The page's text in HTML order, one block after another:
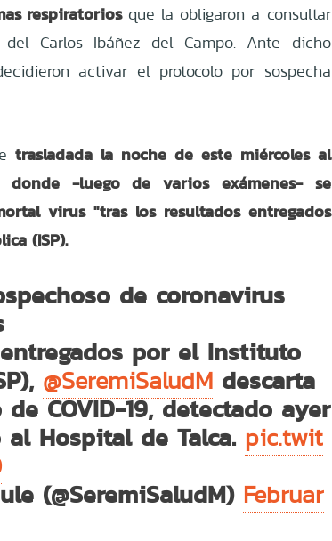
respiratoriosque la obligaron a consultar
Carlos Ibáñez del Campo. Ante dicho
activar el protocolo por sospecha
trasladada la noche de este miércoles al
donde -luego de varios exámenes- se
virus "tras los resultados entregados
(ISP).
de coronavirus
por el Instituto
@SeremiSaludM descarta
COVID-19, detectado ayer
Hospital de Talca. pic.twit
(@SeremiSaludM) Februar